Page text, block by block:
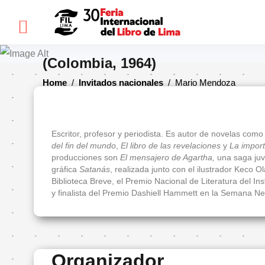
×
Historia
Ediciones
anteriores
llegar
Preguntas
frecuentes
Mario Mendoza
(Colombia, 1964)
Home / Invitados nacionales / Mario Mendoza
Escritor, profesor y periodista. Es autor de novelas como
del fin del mundo El libro de las revelaciones y La
producciones son El mensajero de Agartha,
una saga
gráfica Satanás , realizada junto con el ilustrador Keco
Biblioteca Breve, el Premio Nacional de Literatura del
y finalista del Premio Dashiell Hammett en la Semana
Organizador